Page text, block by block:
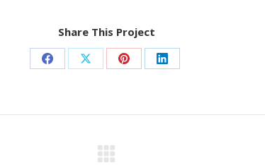
Share This Project
Share
Facebook
Share
X
Share
Pinterest
Share
LinkedIn